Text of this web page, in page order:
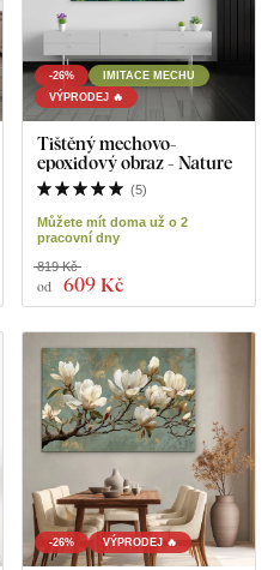
-26%
IMITACE MECHU
VÝPRODEJ 🔥
Tištěný mechovo-
epoxidový obraz - Nature
(5)
Můžete mít doma už o 2
pracovní dny
od 609 Kč
819 Kč
-26% VÝPRODEJ 🔥